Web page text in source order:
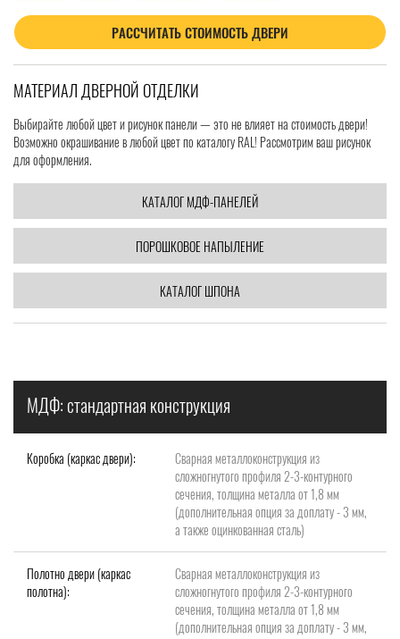
РАССЧИТАТЬ СТОИМОСТЬ ДВЕРИ
МАТЕРИАЛ ДВЕРНОЙ ОТДЕЛКИ
Выбирайте любой цвет и рисунок панели — это не влияет на стоимость двери!
Возможно окрашивание в любой цвет по каталогу RAL! Рассмотрим ваш рисунок
для оформления.
КАТАЛОГ МДФ-ПАНЕЛЕЙ
ПОРОШКОВОЕ НАПЫЛЕНИЕ
КАТАЛОГ ШПОНА
МДФ: стандартная конструкция
Коробка (каркас двери):
Сварная металлоконструкция из
сложногнутого профиля 2-3-контурного
сечения, толщина металла от 1,8 мм
(дополнительная опция за доплату - 3 мм,
а также оцинкованная сталь)
Полотно двери (каркас
полотна):
Сварная металлоконструкция из
сложногнутого профиля 2-3-контурного
сечения, толщина металла от 1,8 мм
(дополнительная опция за доплату - 3 мм,